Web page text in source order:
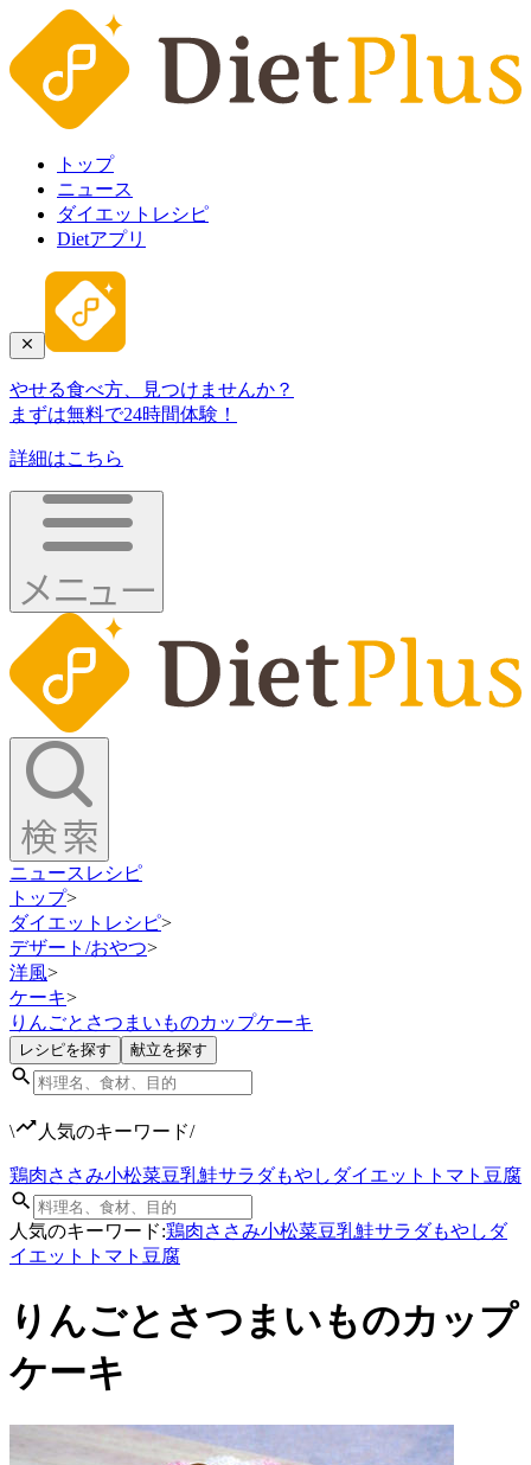
トップ
ニュース
ダイエットレシピ
Dietアプリ
やせる食べ方、見つけませんか？
まずは無料で24時間体験！
詳細はこちら
ニュース レシピ
トップ>
ダイエットレシピ>
デザート/おやつ>
洋風>
ケーキ>
りんごとさつまいものカップケーキ
レシピを探す 献立を探す
\ 人気のキーワード/
鶏肉ささみ小松菜豆乳鮭サラダもやし ダイエット トマト 豆腐
人気のキーワード:鶏肉ささみ小松菜豆乳鮭サラダもやし ダ
イエット トマト 豆腐
りんごとさつまいものカップ
ケーキ